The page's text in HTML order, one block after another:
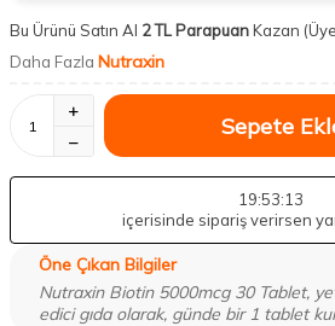
Bu Ürünü Satın Al 2 TL ParapuanKazan
Daha Fazla Nutraxin
Sepete
19:53:12
içerisinde sipariş verirsen
Öne Çıkan Bilgiler
Nutraxin Biotin 5000mcg 30 Tablet,
edici gıda olarak, günde bir 1 tablet